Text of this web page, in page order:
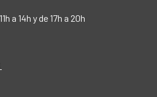
a 14h y de 17h a 20h